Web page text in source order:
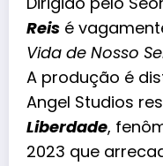
Reis é
Vida de Nosso
A produção é
Angel Studios
Liberdade,
2023 que